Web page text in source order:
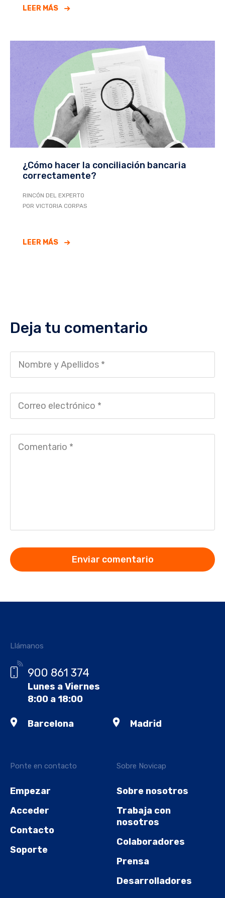
LEER MÁS
¿Cómo hacer la conciliación bancaria
correctamente?
RINCÓN DEL EXPERTO
POR VICTORIA CORPAS
LEER MÁS
Deja tu comentario
Ponte en contacto
Empezar
Acceder
Contacto
Soporte
Sobre Novicap
Sobre nosotros
Trabaja con
nosotros
Colaboradores
Prensa
Desarrolladores
Llámanos
900 861 374
Lunes a Viernes
8:00 a 18:00
Barcelona Madrid